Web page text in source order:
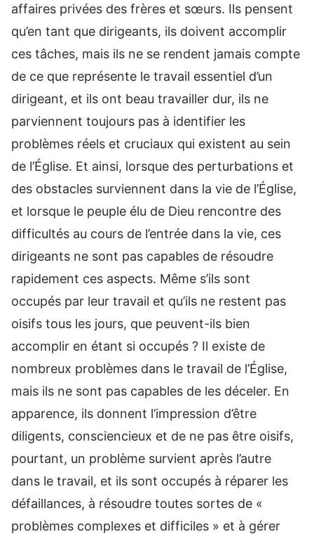
affaires privées des frères et sœurs. Ils pensent
qu’en tant que dirigeants, ils doivent accomplir
ces tâches, mais ils ne se rendent jamais compte
de ce que représente le travail essentiel d’un
dirigeant, et ils ont beau travailler dur, ils ne
parviennent toujours pas à identifier les
problèmes réels et cruciaux qui existent au sein
de l’Église. Et ainsi, lorsque des perturbations et
des obstacles surviennent dans la vie de l’Église,
et lorsque le peuple élu de Dieu rencontre des
difficultés au cours de l’entrée dans la vie, ces
dirigeants ne sont pas capables de résoudre
rapidement ces aspects. Même s’ils sont
occupés par leur travail et qu’ils ne restent pas
oisifs tous les jours, que peuvent-ils bien
accomplir en étant si occupés ? Il existe de
nombreux problèmes dans le travail de l’Église,
mais ils ne sont pas capables de les déceler. En
apparence, ils donnent l’impression d’être
diligents, consciencieux et de ne pas être oisifs,
pourtant, un problème survient après l’autre
dans le travail, et ils sont occupés à réparer les
défaillances, à résoudre toutes sortes de «
problèmes complexes et difficiles » et à gérer